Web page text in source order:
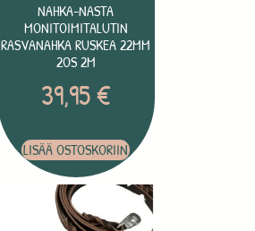
NAHKA-NASTA
MONITOIMITALUTIN
RASVANAHKA RUSKEA 22MM
2OS 2M
39,95€
LISÄÄ OSTOSKORIIN